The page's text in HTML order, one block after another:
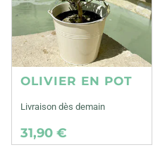
OLIVIER EN POT
Livraison dès demain
31,90 €